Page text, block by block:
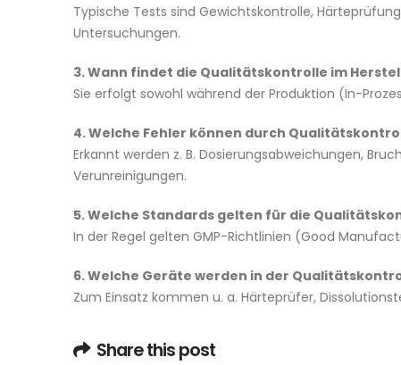
Typische Tests sind Gewichtskontrolle,
Untersuchungen.
3. Wann findet die Qualitätskontrolle im
Sie erfolgt sowohl während der Produktion (In-
4. Welche Fehler können durch
Erkannt werden z. B. Dosierungsabweichungen,
Verunreinigungen.
5. Welche Standards gelten für die
In der Regel gelten GMP-Richtlinien (Good
6. Welche Geräte werden in der
Zum Einsatz kommen u. a. Härteprüfer,
Share this post